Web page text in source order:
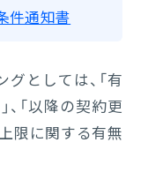
件通知書
としては、「有
「以降の契約更
限に関する有無